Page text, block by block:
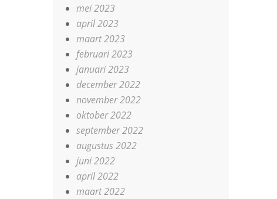
mei 2023
april 2023
maart 2023
februari 2023
januari 2023
december 2022
november 2022
oktober 2022
september 2022
augustus 2022
juni 2022
april 2022
maart 2022